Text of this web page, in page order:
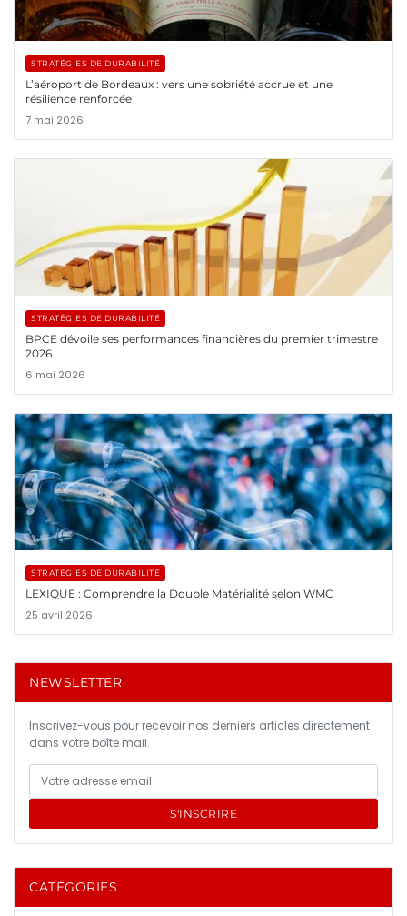
STRATÉGIES DE DURABILITÉ
L’aéroport de Bordeaux : vers une sobriété accrue et une
résilience renforcée
7 mai 2026
STRATÉGIES DE DURABILITÉ
BPCE dévoile ses performances financières du premier trimestre
2026
6 mai 2026
STRATÉGIES DE DURABILITÉ
LEXIQUE : Comprendre la Double Matérialité selon WMC
25 avril 2026
NEWSLETTER
Inscrivez-vous pour recevoir nos derniers articles directement
dans votre boîte mail.
S'INSCRIRE
CATÉGORIES